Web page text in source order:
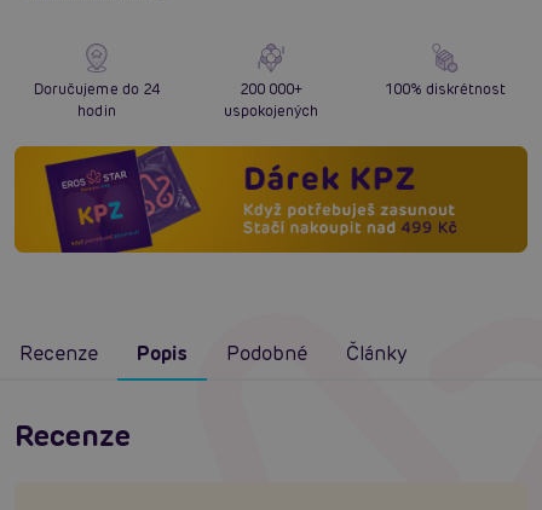
Doručujeme do 24
hodin
200 000+
uspokojených
100% diskrétnost
Recenze Popis Podobné Články
Recenze